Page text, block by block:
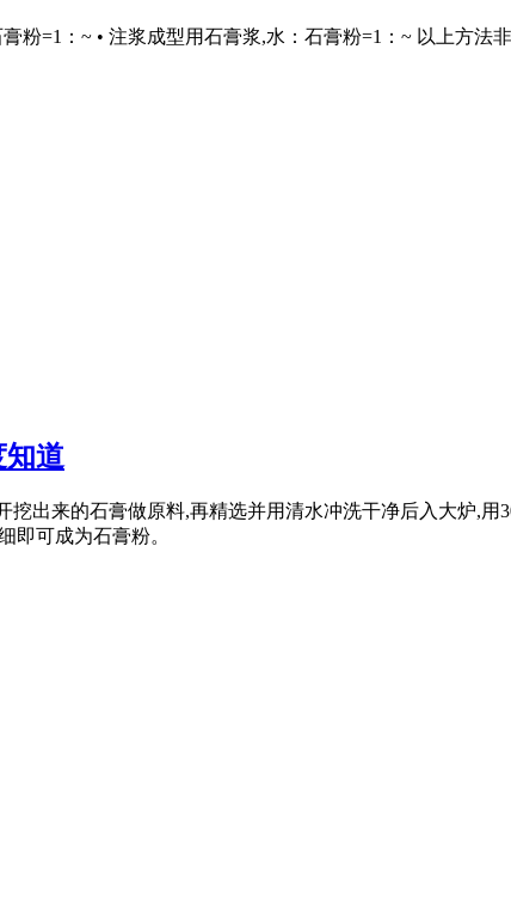
粉=1：~ • 注浆成型用石膏浆,水：石膏粉=1：~ 以上方
道
挖出来的石膏做原料,再精选并用清水冲洗干净后入大炉,
即可成为石膏粉。